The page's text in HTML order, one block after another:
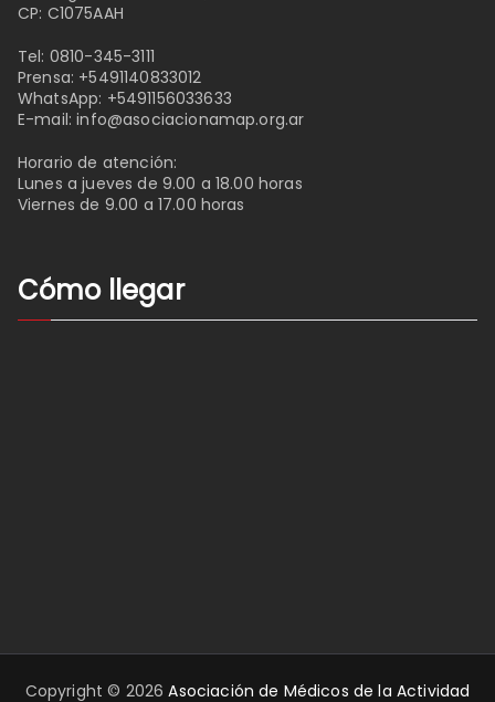
CP: C1075AAH
Tel: 0810-345-3111
Prensa: +5491140833012
WhatsApp: +5491156033633
E-mail:info@asociacionamap.org.ar
Horario de atención:
Lunes a jueves de 9.00 a 18.00 horas
Viernes de 9.00 a 17.00 horas
Cómo llegar
Copyright © 2026Asociación de Médicos de la Actividad